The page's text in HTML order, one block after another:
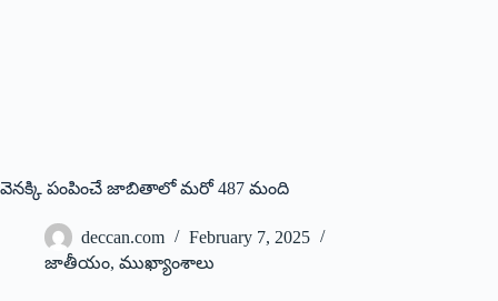
వెనక్కి పంపించే జాబితాలో మరో 487 మంది
deccan.com
February 7, 2025
జాతీయం, ముఖ్యాంశాలు